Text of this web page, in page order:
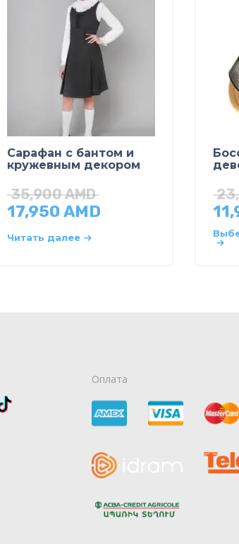
Сарафан с бантом и
кружевным декором
35,900AMD
17,950 AMD
Читать далее
Оплата